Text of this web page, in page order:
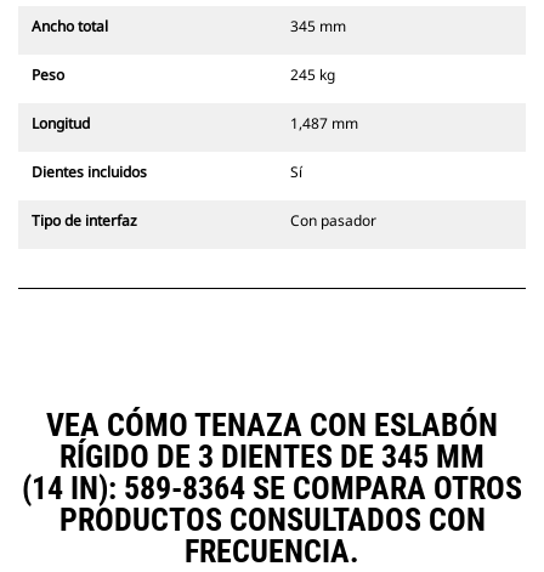
Ancho total 345 mm
Peso 245 kg
Longitud 1,487 mm
Dientes incluidos Sí
Tipo de interfaz Con pasador
VEA CÓMO TENAZA CON ESLABÓN
RÍGIDO DE 3 DIENTES DE 345 MM
(14 IN): 589-8364 SE COMPARA OTROS
PRODUCTOS CONSULTADOS CON
FRECUENCIA.